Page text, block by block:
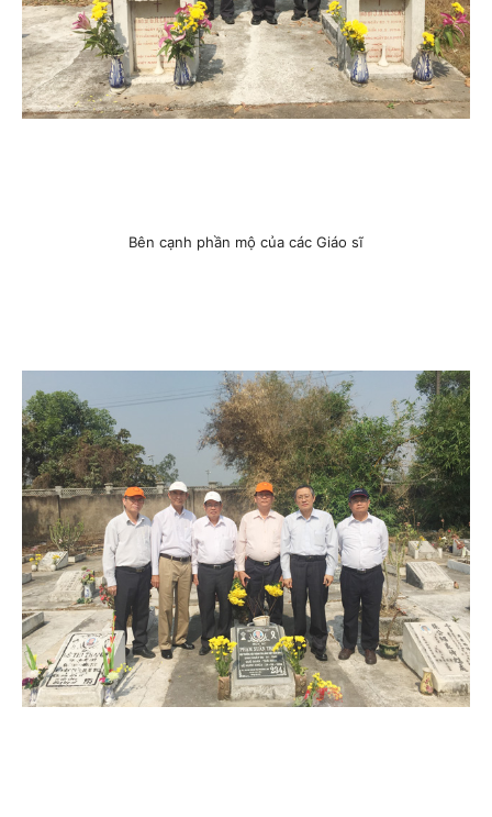
Bên cạnh phần mộ của các Giáo sĩ